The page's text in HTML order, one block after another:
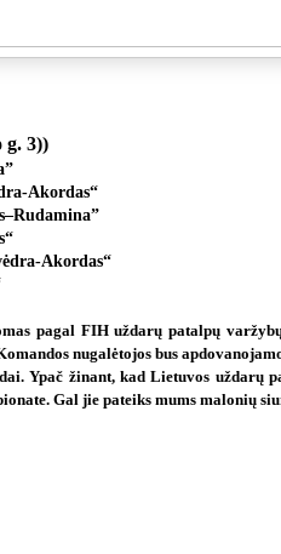
g. 3))
Akordas“
Akordas“
pagal FIH uždarų patalpų
nugalėtojos bus
Ypač žinant, kad Lietuvos uždarų
Gal jie pateiks mums malonių